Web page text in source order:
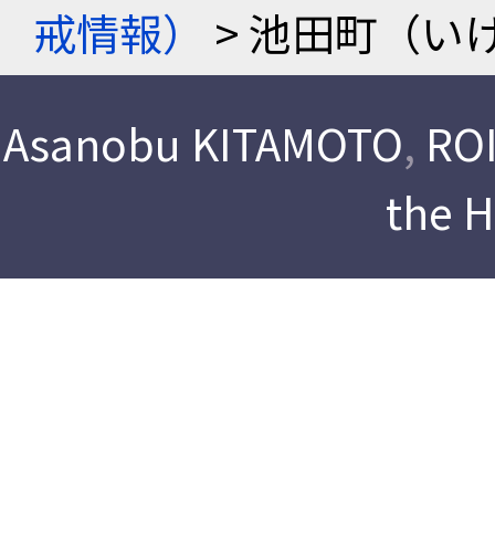
戒情報）
> 池田町（い
Asanobu KITAMOTO,
the